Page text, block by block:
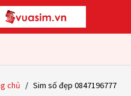
chủ / Sim số đẹp 0847196777